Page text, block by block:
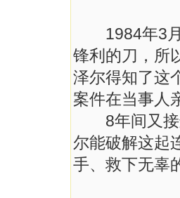
1984年3月
锋利的刀，所
泽尔得知了这
案件在当事人
8年间又接
尔能破解这起
手、救下无辜